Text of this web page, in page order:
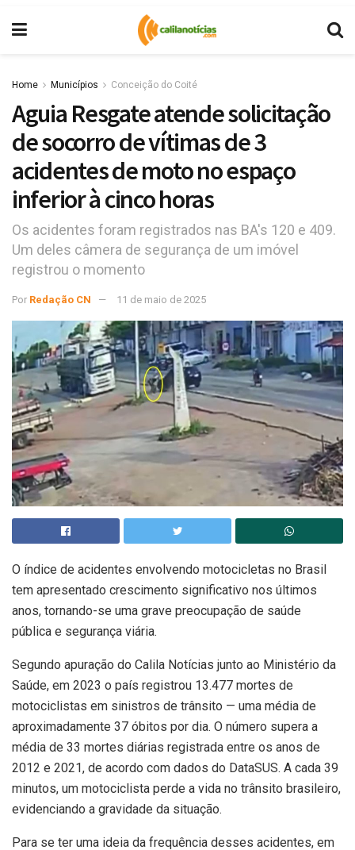
Home Municípios Conceição do Coité
Aguia Resgate atende solicitação
de socorro de vítimas de 3
acidentes de moto no espaço
inferior à cinco horas
Os acidentes foram registrados nas BA's 120 e 409.
Um deles câmera de segurança de um imóvel
registrou o momento
Por Redação CN 11 de maio de 2025
O índice de acidentes envolvendo motocicletas no Brasil
tem apresentado crescimento significativo nos últimos
anos, tornando-se uma grave preocupação de saúde
pública e segurança viária.
Segundo apuração do Calila Notícias junto ao Ministério da
Saúde, em 2023 o país registrou 13.477 mortes de
motociclistas em sinistros de trânsito — uma média de
aproximadamente 37 óbitos por dia. O número supera a
média de 33 mortes diárias registrada entre os anos de
2012 e 2021, de acordo com dados do DataSUS. A cada 39
minutos, um motociclista perde a vida no trânsito brasileiro,
evidenciando a gravidade da situação.
Para se ter uma ideia da frequência desses acidentes, em